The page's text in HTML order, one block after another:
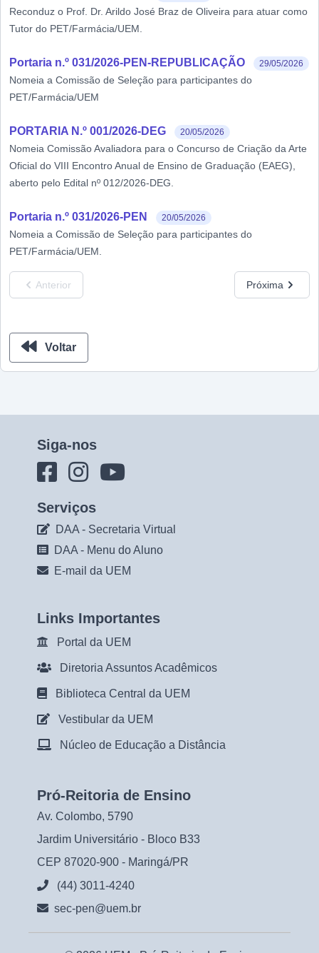
Reconduz o Prof. Dr. Arildo José Braz de Oliveira para atuar como
Tutor do PET/Farmácia/UEM.
Portaria n.º 031/2026-PEN-REPUBLICAÇÃO 29/05/2026
Nomeia a Comissão de Seleção para participantes do
PET/Farmácia/UEM
PORTARIA N.º 001/2026-DEG 20/05/2026
Nomeia Comissão Avaliadora para o Concurso de Criação da Arte
Oficial do VIII Encontro Anual de Ensino de Graduação (EAEG),
aberto pelo Edital nº 012/2026-DEG.
Portaria n.º 031/2026-PEN 20/05/2026
Nomeia a Comissão de Seleção para participantes do
PET/Farmácia/UEM.
Anterior Próxima
Voltar
Siga-nos
Serviços
DAA - Secretaria Virtual
DAA - Menu do Aluno
E-mail da UEM
Links Importantes
Portal da UEM
Diretoria Assuntos Acadêmicos
Biblioteca Central da UEM
Vestibular da UEM
Núcleo de Educação a Distância
Pró-Reitoria de Ensino
Av. Colombo, 5790
Jardim Universitário - Bloco B33
CEP 87020-900 - Maringá/PR
(44) 3011-4240
sec-pen@uem.br